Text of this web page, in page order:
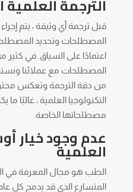
الترجمة العلمية
قبل ترجمة أي وثيقة ، يتم
المصطلحات وتحديد
اعتمادًا على السياق. في كثير
المصطلحات مع عملائنا
من دقة الترجمة وتعكس
التكنولوجيا العلمية ، غالبًا
مصطلحاتها الخاصة.
عدم وجود خيار
العلمية
الطب هو مجال المعرفة في
المتسارع الذي قد يدمج كل